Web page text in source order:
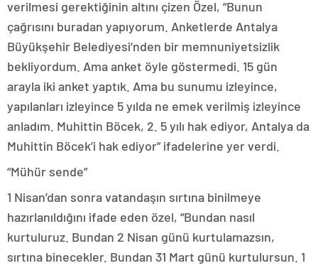
verilmesi gerektiğinin altını çizen Özel, “Bunun
çağrısını buradan yapıyorum. Anketlerde Antalya
Büyükşehir Belediyesi’nden bir memnuniyetsizlik
bekliyordum. Ama anket öyle göstermedi. 15 gün
arayla iki anket yaptık. Ama bu sunumu izleyince,
yapılanları izleyince 5 yılda ne emek verilmiş izleyince
anladım. Muhittin Böcek, 2. 5 yılı hak ediyor, Antalya da
Muhittin Böcek’i hak ediyor” ifadelerine yer verdi.
“Mühür sende”
1 Nisan’dan sonra vatandaşın sırtına binilmeye
hazırlanıldığını ifade eden özel, “Bundan nasıl
kurtuluruz. Bundan 2 Nisan günü kurtulamazsın,
sırtına binecekler. Bundan 31 Mart günü kurtulursun. 1